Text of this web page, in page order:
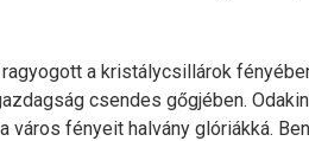
ragyogott a kristálycsillárok
csendes gőgjében.
város fényeit halvány glóriákká.